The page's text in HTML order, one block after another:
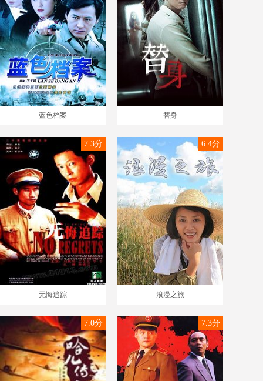
蓝色档案 替身
无悔追踪
7.3分
浪漫之旅
6.4分
7.0分 7.3分